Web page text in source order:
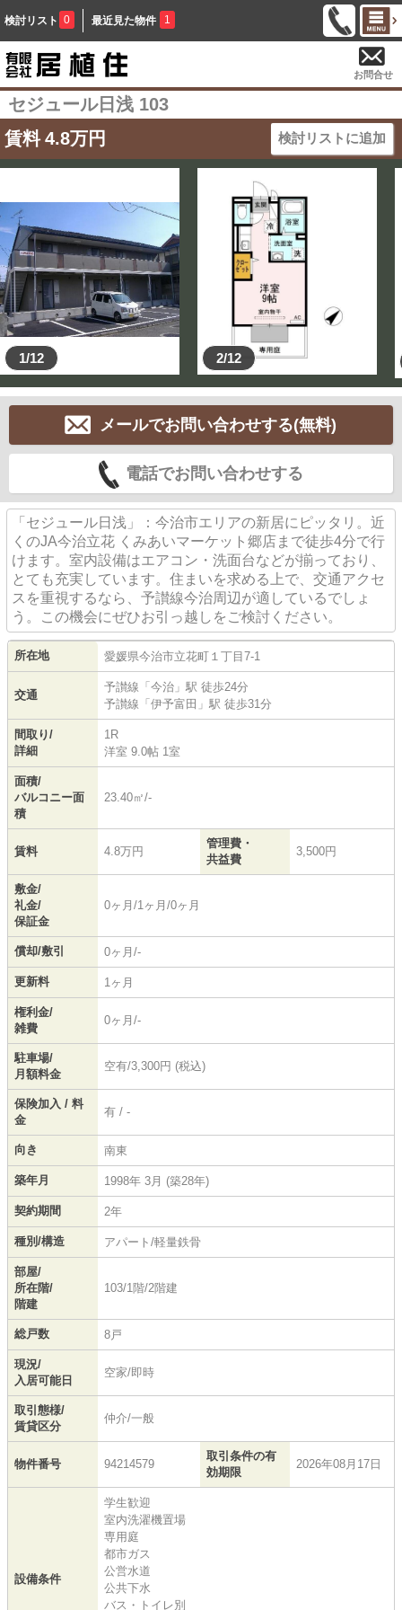
検討リスト 0 最近見た物件 1
お問合せ
セジュール日浅 103
賃料 4.8万円 検討リストに追加
1/12 2/12
メールでお問い合わせする(無料)
電話でお問い合わせする
「セジュール日浅」：今治市エリアの新居にピッタリ。近
くのJA今治立花 くみあいマーケット郷店まで徒歩4分で行
けます。室内設備はエアコン・洗面台などが揃っており、
とても充実しています。住まいを求める上で、交通アクセ
スを重視するなら、予讃線今治周辺が適しているでしょ
う。この機会にぜひお引っ越しをご検討ください。
所在地 愛媛県今治市立花町 １丁目7-1
交通
予讃線 「 今治 」駅 徒歩24分
予讃線 「 伊予富田 」駅 徒歩31分
間取り/
詳細
1R
洋室 9.0帖 1室
面積/
バルコニー面
積
23.40㎡/-
賃料 4.8万円
管理費・
共益費
3,500円
敷金/
礼金/
保証金
0ヶ月/1ヶ月/0ヶ月
償却/敷引 0ヶ月/-
更新料 1ヶ月
権利金/
雑費
0ヶ月/-
駐車場/
月額料金
空有/3,300円 (税込)
保険加入 / 料
金
有 / -
向き 南東
築年月 1998年 3月 (築28年)
契約期間 2年
種別/構造 アパート/軽量鉄骨
部屋/
所在階/
階建
103/1階/2階建
総戸数 8戸
現況/
入居可能日
空家/即時
取引態様/
賃貸区分
仲介/一般
物件番号 94214579
取引条件の有
効期限
2026年08月17日
設備条件
学生歓迎
室内洗濯機置場
専用庭
都市ガス
公営水道
公共下水
バス・トイレ別